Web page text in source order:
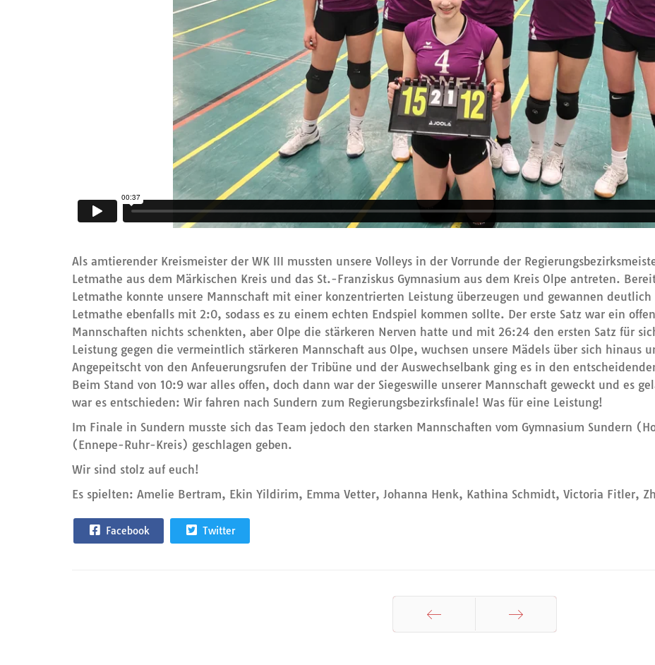
Als amtierender Kreismeister der WK III mussten unsere Volleys in der Vorrunde der
Letmathe aus dem Märkischen Kreis und das St.-Franziskus Gymnasium aus dem Kreis Olpe antreten.
Letmathe konnte unsere Mannschaft mit einer konzentrierten Leistung überzeugen und gewannen
Letmathe ebenfalls mit 2:0, sodass es zu einem echten Endspiel kommen sollte. Der erste Satz war ein
Mannschaften nichts schenkten, aber Olpe die stärkeren Nerven hatte und mit 26:24 den ersten Satz für
Leistung gegen die vermeintlich stärkeren Mannschaft aus Olpe, wuchsen unsere Mädels über sich hinaus
Angepeitscht von den Anfeuerungsrufen der Tribüne und der Auswechselbank ging es in den
Beim Stand von 10:9 war alles offen, doch dann war der Siegeswille unserer Mannschaft geweckt und es
war es entschieden: Wir fahren nach Sundern zum Regierungsbezirksfinale! Was für eine Leistung!
Im Finale in Sundern musste sich das Team jedoch den starken Mannschaften vom Gymnasium Sundern
(Ennepe-Ruhr-Kreis) geschlagen geben.
Wir sind stolz auf euch!
Es spielten: Amelie Bertram, Ekin Yildirim, Emma Vetter, Johanna Henk, Kathina Schmidt, Victoria Fitler,
Facebook Twitter